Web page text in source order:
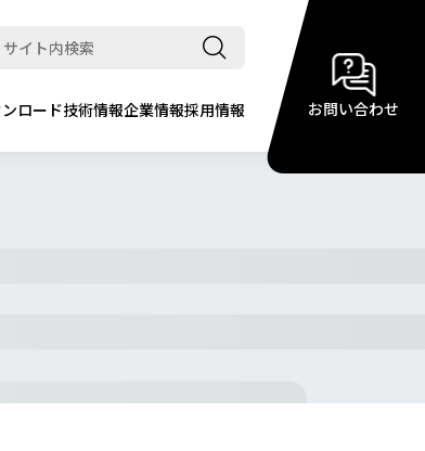
お問い合わせ
ロード技術情報企業情報採用情報